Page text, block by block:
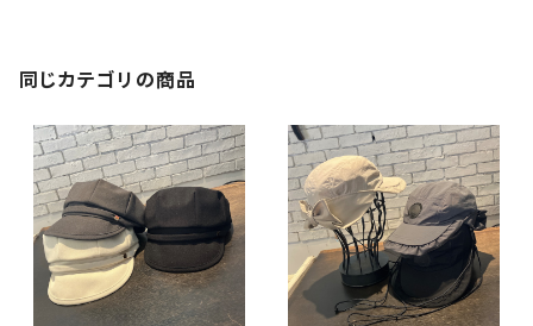
同じカテゴリの商品